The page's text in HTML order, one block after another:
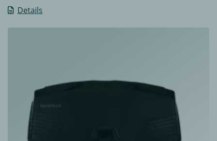
Details